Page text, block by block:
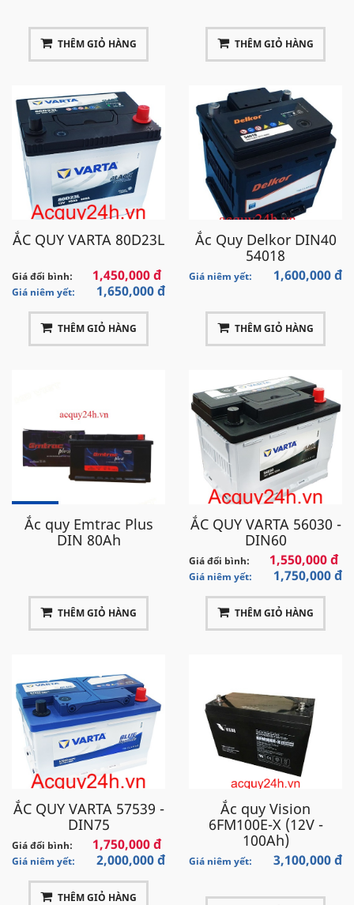
THÊM GIỎ HÀNG THÊM GIỎ HÀNG
ẮC QUY VARTA 80D23L
Giá đổi bình: 1,450,000 đ
Giá niêm yết: 1,650,000 đ
THÊM GIỎ HÀNG
Ắc Quy Delkor DIN40
54018
Giá niêm yết: 1,600,000 đ
THÊM GIỎ HÀNG
Ắc quy Emtrac Plus
DIN 80Ah
THÊM GIỎ HÀNG
ẮC QUY VARTA 56030 -
DIN60
Giá đổi bình: 1,550,000 đ
Giá niêm yết: 1,750,000 đ
THÊM GIỎ HÀNG
ẮC QUY VARTA 57539 -
DIN75
Giá đổi bình: 1,750,000 đ
Giá niêm yết: 2,000,000 đ
THÊM GIỎ HÀNG
Ắc quy Vision
6FM100E-X (12V -
100Ah)
Giá niêm yết: 3,100,000 đ